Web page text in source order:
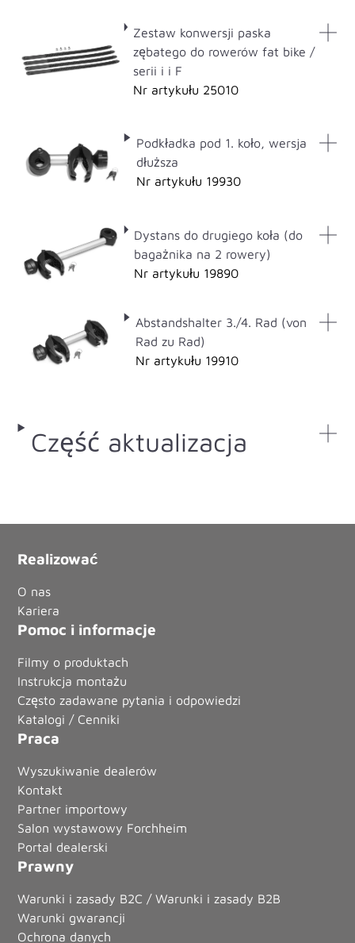
Zestaw konwersji paska
zębatego do rowerów fat bike /
serii i i F
Nr artykułu 25010
Podkładka pod 1. koło, wersja
dłuższa
Nr artykułu 19930
Dystans do drugiego koła (do
bagażnika na 2 rowery)
Nr artykułu 19890
Abstandshalter 3./4. Rad (von
Rad zu Rad)
Nr artykułu 19910
Część aktualizacja
Realizować
O nas
Kariera
Pomoc i informacje
Filmy o produktach
Instrukcja montażu
Często zadawane pytania i odpowiedzi
Katalogi / Cenniki
Praca
Wyszukiwanie dealerów
Kontakt
Partner importowy
Salon wystawowy Forchheim
Portal dealerski
Prawny
Warunki i zasady B2C / Warunki i zasady B2B
Warunki gwarancji
Ochrona danych